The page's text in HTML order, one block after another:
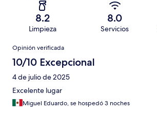
8.2
Limpieza
8.0
Servicios
Opiniones
Opinión verificada
10/10 Excepcional
4 de julio de 2025
Excelente lugar
Miguel Eduardo, se hospedó 3 noches